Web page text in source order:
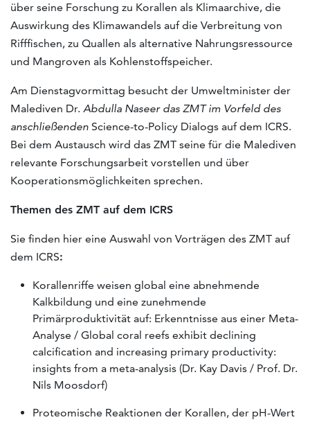
über seine Forschung zu Korallen als Klimaarchive, die
Auswirkung des Klimawandels auf die Verbreitung von
Rifffischen, zu Quallen als alternative Nahrungsressource
und Mangroven als Kohlenstoffspeicher.
Am Dienstagvormittag besucht der Umweltminister der
Malediven Dr. Abdulla Naseerdas ZMT im Vorfeld des
anschließenden Science-to-Policy Dialogs auf dem ICRS.
Bei dem Austausch wird das ZMT seine für die Malediven
relevante Forschungsarbeit vorstellen und über
Kooperationsmöglichkeiten sprechen.
Themen des ZMT auf dem ICRS
Sie finden hier eine Auswahl von Vorträgen des ZMT auf
dem ICRS:
Korallenriffe weisen global eine abnehmende
Kalkbildung und eine zunehmende
Primärproduktivität auf: Erkenntnisse aus einer Meta-
Analyse / Global coral reefs exhibit declining
calcification and increasing primary productivity:
insights from a meta-analysis (Dr. Kay Davis / Prof. Dr.
Nils Moosdorf)
Proteomische Reaktionen der Korallen, der pH-Wert